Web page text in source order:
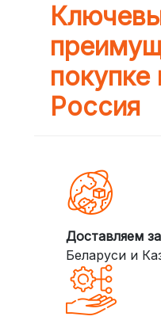
Россия
Доставляем
Беларуси и